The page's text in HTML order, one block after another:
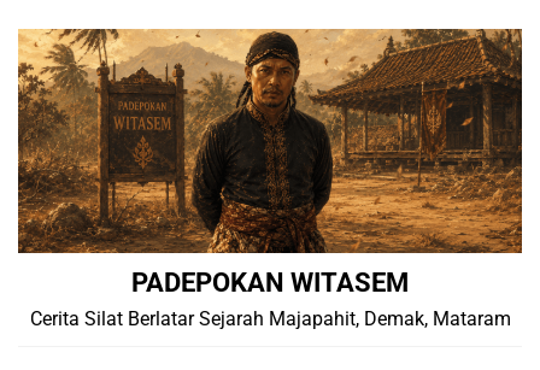
content
PADEPOKAN WITASEM
Cerita Silat Berlatar Sejarah Majapahit, Demak, Mataram